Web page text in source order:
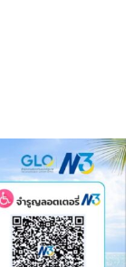
Healthy
school)
เสริม
ความ
เยาวชน
จัดการ